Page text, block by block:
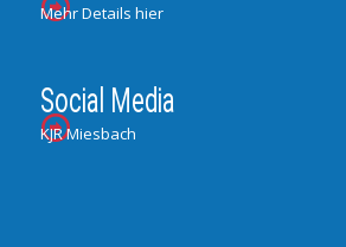
Mehr Details hier
Social Media
KJR Miesbach